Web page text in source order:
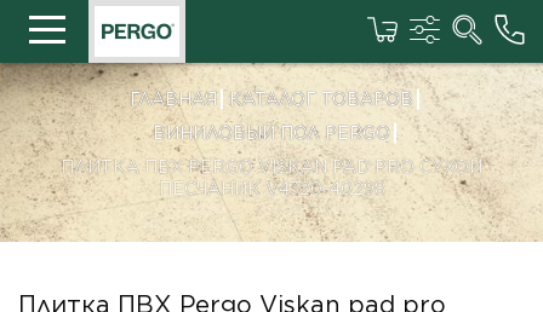
ГЛАВНАЯ
КАТАЛОГ ТОВАРОВ
ВИНИЛОВЫЙ ПОЛ PERGO
ПЛИТКА ПВХ PERGO VISKAN PAD PRO СУХОЙ
ПЕСЧАНИК V4320-40298
Плитка ПВХ Pergo Viskan pad pro